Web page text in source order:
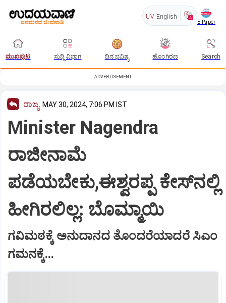
UV English
E-Paper
ಮುಖಪುಟ ಸುದ್ದಿ ವಿಭಾಗ ದಿನ ಭವಿಷ್ಯ ಹೊಂಗಿರಣ Search
ADVERTISEMENT
ರಾಜ್ಯ MAY 30, 2024, 7:06 PM IST
Minister Nagendra
ರಾಜೀನಾಮೆ
ಪಡೆಯಬೇಕು,ಈಶ್ವರಪ್ಪ ಕೇಸ್‌ನಲ್ಲಿ
ಹೀಗಿರಲಿಲ್ಲ: ಬೊಮ್ಮಾಯಿ
ಗವಿಮಠಕ್ಕೆ ಅನುದಾನದ ತೊಂದರೆಯಾದರೆ ಸಿಎಂ
ಗಮನಕ್ಕೆ...